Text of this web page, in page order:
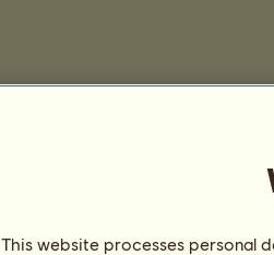
This website processes personal